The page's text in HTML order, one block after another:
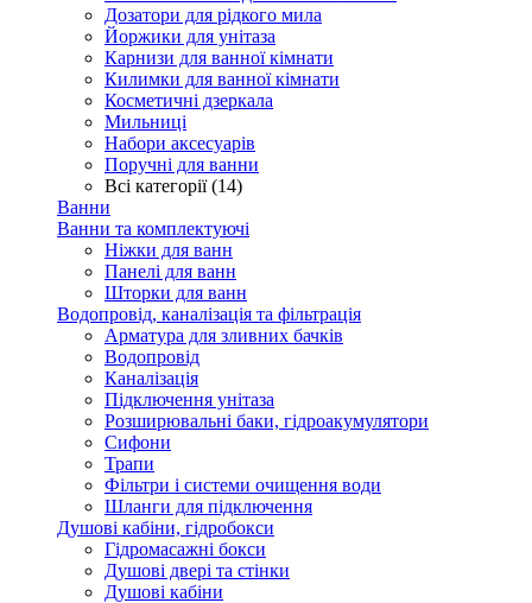
Дозатори для рідкого мила
Йоржики для унітаза
Карнизи для ванної кімнати
Килимки для ванної кімнати
Косметичні дзеркала
Мильниці
Набори аксесуарів
Поручні для ванни
Всі категорії (14)
Ванни
Ванни та комплектуючі
Ніжки для ванн
Панелі для ванн
Шторки для ванн
Водопровід, каналізація та фільтрація
Арматура для зливних бачків
Водопровід
Каналізація
Підключення унітаза
Розширювальні баки, гідроакумулятори
Сифони
Трапи
Фільтри і системи очищення води
Шланги для підключення
Душові кабіни, гідробокси
Гідромасажні бокси
Душові двері та стінки
Душові кабіни